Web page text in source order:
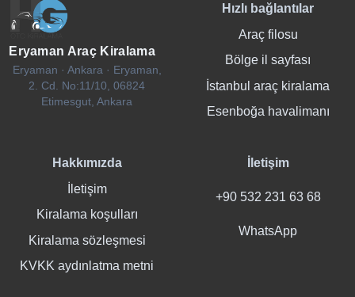
Eryaman Araç Kiralama
Eryaman · Ankara · Eryaman,
2. Cd. No:11/10, 06824
Etimesgut, Ankara
Hızlı bağlantılar
Araç filosu
Bölge il sayfası
İstanbul araç kiralama
Esenboğa havalimanı
Hakkımızda
İletişim
Kiralama koşulları
Kiralama sözleşmesi
KVKK aydınlatma metni
İletişim
+90 532 231 63 68
WhatsApp